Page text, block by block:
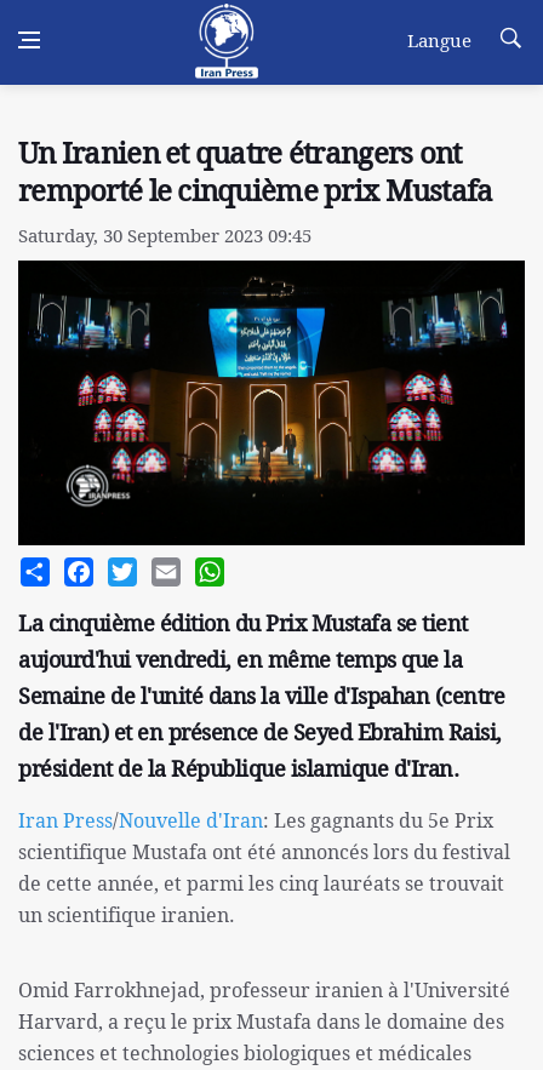
Langue
Un Iranien et quatre étrangers ont
remporté le cinquième prix Mustafa
Saturday, 30 September 2023 09:45
Share FacebookTwitterEmail
La cinquième édition du Prix Mustafa se tient
aujourd'hui vendredi, en même temps que la
Semaine de l'unité dans la ville d'Ispahan (centre
de l'Iran) et en présence de Seyed Ebrahim Raisi,
président de la République islamique d'Iran.
Iran Press/Nouvelle d'Iran: Les gagnants du 5e Prix
scientifique Mustafa ont été annoncés lors du festival
de cette année, et parmi les cinq lauréats se trouvait
un scientifique iranien.
Omid Farrokhnejad, professeur iranien à l'Université
Harvard, a reçu le prix Mustafa dans le domaine des
sciences et technologies biologiques et médicales